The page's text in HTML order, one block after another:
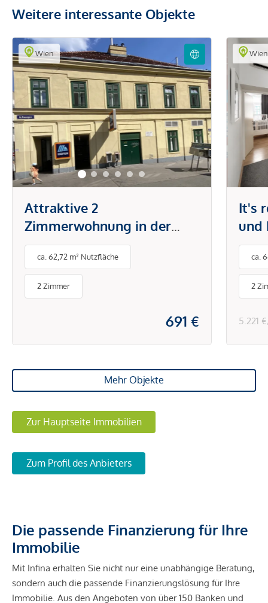
Weitere interessante Objekte
Wien
Attraktive 2
Zimmerwohnung in der
Brunnengasse
ca. 62,72 m² Nutzfläche
2 Zimmer
691 €
Wien
It's
und
&
ca.
2
5.221
Mehr Objekte
Zur Hauptseite Immobilien
Zum Profil des Anbieters
Die passende Finanzierung für Ihre
Immobilie
Mit Infina erhalten Sie nicht nur eine unabhängige Beratung,
sondern auch die passende Finanzierungslösung für Ihre
Immobilie. Aus den Angeboten von über 150 Banken und